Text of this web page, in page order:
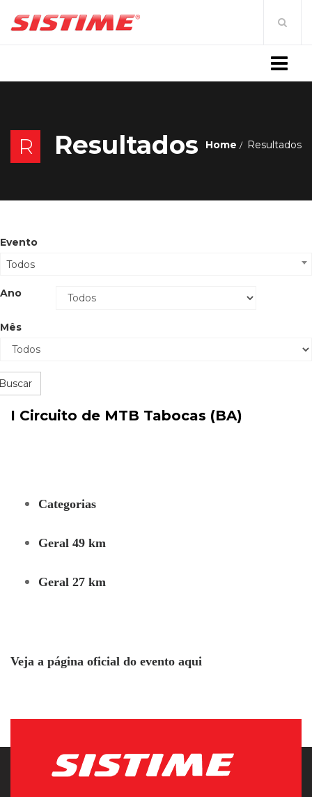
R Resultados Home Resultados
Evento
Todos
Ano
Mês
I Circuito de MTB Tabocas (BA)
Categorias
Geral 49 km
Geral 27 km
Veja a página oficial do evento aqui